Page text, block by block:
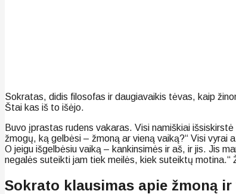
Sokratas, didis filosofas ir daugiavaikis tėvas, kaip
Štai kas iš to išėjo.
Buvo įprastas rudens vakaras. Visi namiškiai
žmogų, ką gelbėsi – žmoną ar vieną vaiką?“ Visi vyrai
O jeigu išgelbėsiu vaiką – kankinsimės ir aš, ir jis. Jis
negalės suteikti jam tiek meilės, kiek suteiktų motina.“
Sokrato klausimas apie žmoną ir